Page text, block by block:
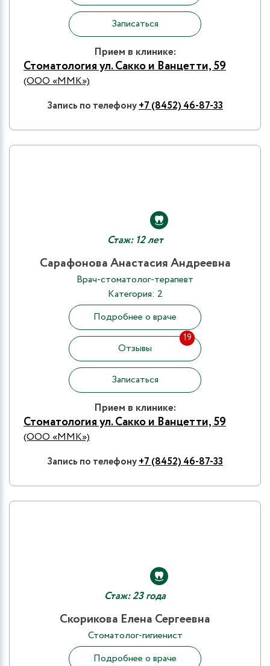
Записаться
Прием в клинике:
Стоматология ул. Сакко и Ванцетти, 59
(ООО «ММК»)
Запись по телефону+7 (8452) 46-87-33
Стаж: 12 лет
Сарафонова Анастасия Андреевна
Врач-стоматолог-терапевт
Категория: 2
Подробнее о враче
Отзывы
19
Записаться
Прием в клинике:
Стоматология ул. Сакко и Ванцетти, 59
(ООО «ММК»)
Запись по телефону+7 (8452) 46-87-33
Стаж: 23 года
Скорикова Елена Сергеевна
Стоматолог-гигиенист
Подробнее о враче